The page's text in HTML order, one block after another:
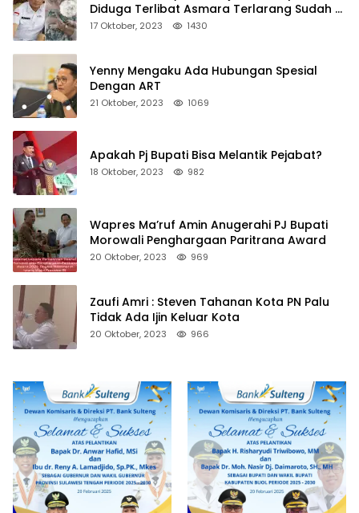
Diduga Terlibat Asmara Terlarang Sudah di
Non Job
17 Oktober, 2023 1430
Yenny Mengaku Ada Hubungan Spesial
Dengan ART
21 Oktober, 2023 1069
Apakah Pj Bupati Bisa Melantik Pejabat?
18 Oktober, 2023 982
Wapres Ma’ruf Amin Anugerahi PJ Bupati
Morowali Penghargaan Paritrana Award
20 Oktober, 2023 969
Zaufi Amri : Steven Tahanan Kota PN Palu
Tidak Ada Ijin Keluar Kota
20 Oktober, 2023 966